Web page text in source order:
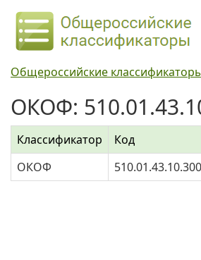
Общероссийские
ОКОФ:
Классификатор Код
ОКОФ
510.01.43.10.300